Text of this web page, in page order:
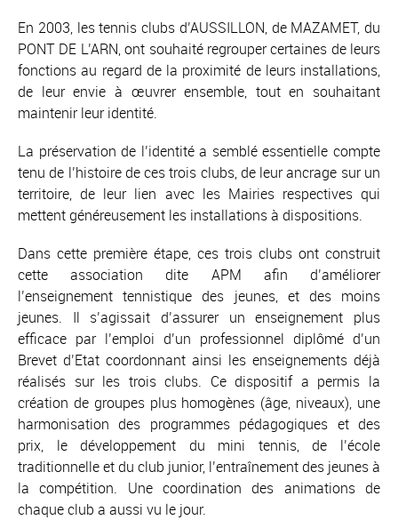
En 2003, les tennis clubs d’AUSSILLON, de MAZAMET, du
PONT DE L’ARN, ont souhaité regrouper certaines de leurs
fonctions au regard de la proximité de leurs installations,
de leur envie à œuvrer ensemble, tout en souhaitant
maintenir leur identité.
La préservation de l’identité a semblé essentielle compte
tenu de l’histoire de ces trois clubs, de leur ancrage sur un
territoire, de leur lien avec les Mairies respectives qui
mettent généreusement les installations à dispositions.
Dans cette première étape, ces trois clubs ont construit
cette association dite APM afin d’améliorer
l’enseignement tennistique des jeunes, et des moins
jeunes. Il s’agissait d’assurer un enseignement plus
efficace par l’emploi d’un professionnel diplômé d’un
Brevet d’Etat coordonnant ainsi les enseignements déjà
réalisés sur les trois clubs. Ce dispositif a permis la
création de groupes plus homogènes (âge, niveaux), une
harmonisation des programmes pédagogiques et des
prix, le développement du mini tennis, de l’école
traditionnelle et du club junior, l’entraînement des jeunes à
la compétition. Une coordination des animations de
chaque club a aussi vu le jour.